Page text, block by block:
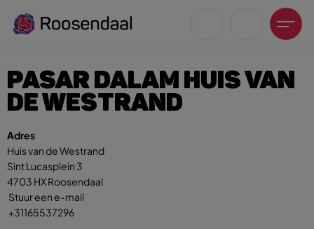
Zoeksuggesties
UITagenda
Wandelen
Fietsen
PASAR DALAM HUIS VAN
DE WESTRAND
Adres
Huis van de Westrand
Sint Lucasplein 3
4703 HX Roosendaal
Stuur een e-mail
+31165537296